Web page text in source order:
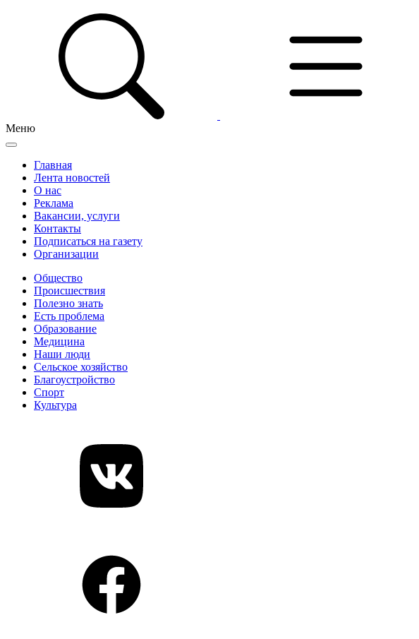
Меню
Главная
Лента новостей
О нас
Реклама
Вакансии, услуги
Контакты
Подписаться на газету
Организации
Общество
Происшествия
Полезно знать
Есть проблема
Образование
Медицина
Наши люди
Сельское хозяйство
Благоустройство
Спорт
Культура